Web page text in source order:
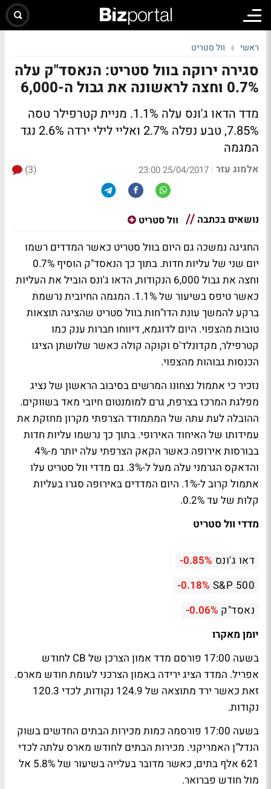
ראשי וול סטריט
סגירה ירוקה בוול סטריט: הנאסד"ק עלה
0.7% וחצה לראשונה את גבול ה-6,000
מדד הדאו ג'ונס עלה 1.1%. מניית קטרפילר טסה
7.85%, טבע נפלה 2.7% ואליי לילי ירדה 2.6% נגד
המגמה
אלמוג עזר |
25/04/2017 23:00
(3)
נושאים בכתבה וול סטריט
החגיגה נמשכה גם היום בוול סטריט כאשר המדדים רשמו
יום שני של עליות חדות. בתוך כך הנאסד"ק הוסיף 0.7%
וחצה את גבול 6,000 הנקודות, הדאו ג'ונס הוביל את העליות
כאשר טיפס בשיעור של 1.1%. המגמה החיובית נרשמת
ברקע להמשך עונת הדו"חות בוול סטריט שהציגה תוצאות
טובות מהצפוי. היום לדוגמא, דיווחו חברות ענק כמו
קטרפילר, מקדונלד'ס וקוקה קולה כאשר שלושתן הציגו
הכנסות גבוהות מהצפוי.
נזכיר כי אתמול נצחונו המרשים בסיבוב הראשון של נציג
מפלגת המרכז בצרפת, גרם למומנטום חיובי מאד בשווקים.
ההובלה לעת עתה של המתמודד הצרפתי מקרון מחזקת את
עמידותו של האיחוד האירופי. בתוך כך נרשמו עליות חדות
בבורסות אירופה כאשר הקאק הצרפתי עלה יותר מ-4%
והדאקס הגרמני עלה מעל ל-3%. גם מדדי וול סטריט עלו
אתמול קרוב ל-1%. היום המדדים באירופה סגרו בעליות
קלות של עד 0.2%.
מדדי וול סטריט
דאו ג'ונס -0.85%
S&P 500
-0.18%
נאסד"ק -0.06%
יומן מאקרו
בשעה 17:00 פורסם מדד אמון הצרכן של CB לחודש
אפריל. המדד הציג ירידה באמון הצרכני לעומת חודש מארס.
זאת כאשר ירד מתוצאה של 124.9 נקודות, לכדי 120.3
נקודות.
בשעה 17:00 פורסמה כמות מכירות הבתים החדשים בשוק
הנדל"ן האמריקני. מכירות הבתים לחודש מארס עלתה לכדי
621 אלף בתים, כאשר מדובר בעלייה בשיעור של 5.8% אל
מול חודש פברואר.